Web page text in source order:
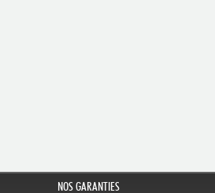
NOS GARANTIES